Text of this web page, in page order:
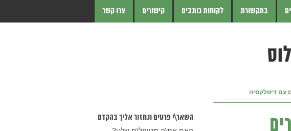
בתקשורת לקוחות כותבים קישורים צרו קשר
עם דיסלקסיה
השאר\י פרטים ונחזור אליך בהקדם